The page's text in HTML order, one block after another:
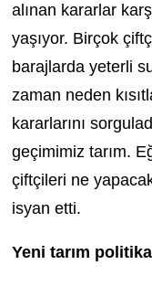
alınan kararlar
yaşıyor. Birçok
barajlarda yeterli
zaman neden
kararlarını
geçimimiz tarım.
çiftçileri ne
isyan etti.
Yeni tarım